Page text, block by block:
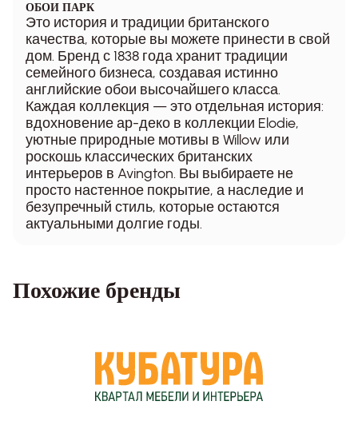
ОБОИ ПАРК
Это история и традиции британского
качества, которые вы можете принести в свой
дом. Бренд с 1838 года хранит традиции
семейного бизнеса, создавая истинно
английские обои высочайшего класса.
Каждая коллекция — это отдельная история:
вдохновение ар-деко в коллекции Elodie,
уютные природные мотивы в Willow или
роскошь классических британских
интерьеров в Avington. Вы выбираете не
просто настенное покрытие, а наследие и
безупречный стиль, которые остаются
актуальными долгие годы.
Похожие бренды